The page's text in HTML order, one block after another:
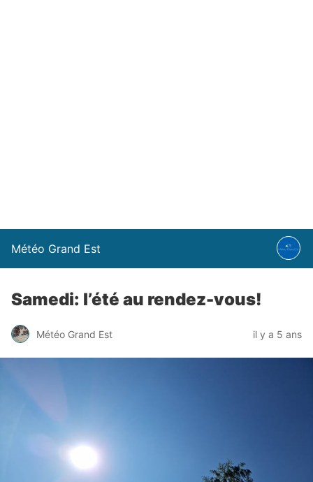
Météo Grand Est
Samedi: l’été au rendez-vous!
Météo Grand Est il y a 5 ans